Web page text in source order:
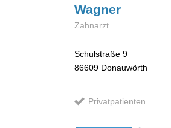
Wagner
Zahnarzt
Schulstraße 9
86609 Donauwörth
Privatpatienten